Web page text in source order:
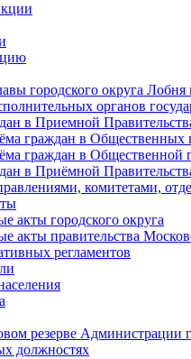
городского округа Лобня
органов
в Приемной
граждан в
граждан в Общественной
в Приёмной
комитетами,
акты городского округа
акты правительства
регламентов
резерве Администрации
должностях